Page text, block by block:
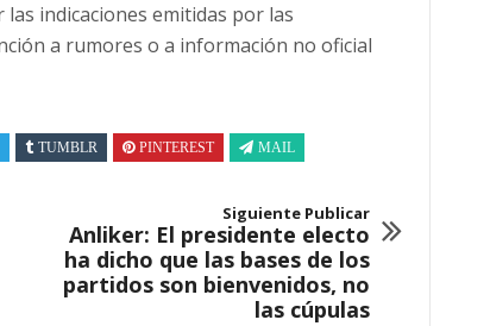
indicaciones emitidas por las
a rumores o a información no oficial
TUMBLR PINTEREST MAIL
Siguiente Publicar
Anliker: El presidente electo
ha dicho que las bases de los
partidos son bienvenidos, no
las cúpulas